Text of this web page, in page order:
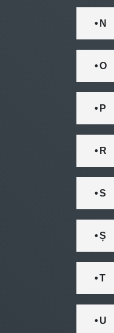
• N
• O
• P
• R
• S
• Ș
• T
• U